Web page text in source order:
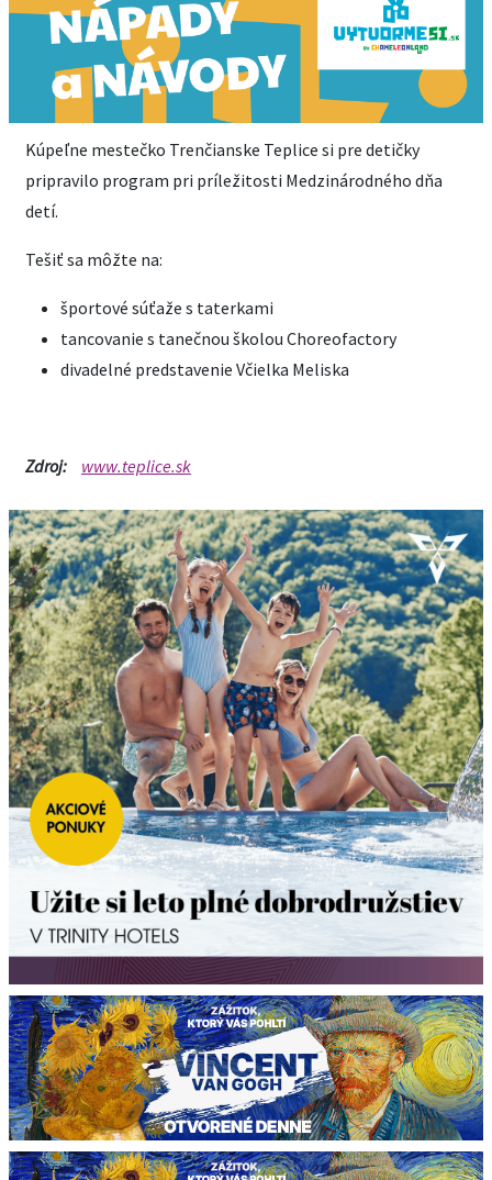
Kúpeľne mestečko Trenčianske Teplice si pre detičky
pripravilo program pri príležitosti Medzinárodného dňa
detí.
Tešiť sa môžte na:
športové súťaže s taterkami
tancovanie s tanečnou školou Choreofactory
divadelné predstavenie Včielka Meliska
Zdroj: www.teplice.sk